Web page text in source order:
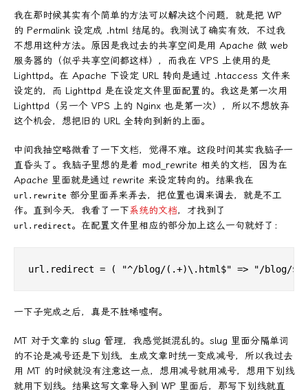
我在那时候其实有个简单的方法可以解决这个问题，就是把 WP
的 Permalink 设定成 .html 结尾的。我测试了确实有效，不过我
不想用这种方法。原因是我过去的共享空间是用 Apache 做 web
服务器的（似乎共享空间都这样），而我在 VPS 上使用的是
Lighttpd。在 Apache 下设定 URL 转向是通过 .htaccess 文件来
设定的，而 Lighttpd 是在设定文件里面配置的。我这是第一次用
Lighttpd（另一个 VPS 上的 Nginx 也是第一次），所以不想放弃
这个机会，想把旧的 URL 全转向到新的上面。
中间我抽空略微看了一下文档，觉得不难。这段时间其实我脑子一
直昏头了。我脑子里想的是着 mod_rewrite 相关的文档，因为在
Apache 里面就是通过 rewrite 来设定转向的。结果我在
url.rewrite 部分里面弄来弄去，把位置也调来调去，就是不工
作。直到今天，我看了一下系统的文档，才找到了
url.redirect。在配置文件里相应的部分加上这么一句就好了：
一下子完成之后，真是不胜唏嘘啊。
MT 对于文章的 slug 管理，我感觉挺混乱的。slug 里面分隔单词
的不论是减号还是下划线，生成文章时统一变成减号，所以我过去
用 MT 的时候就没有注意这一点，想用减号就用减号，想用下划线
就用下划线。结果这写文章导入到 WP 里面后，那写下划线就直